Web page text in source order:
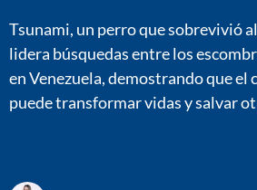
Tsunami, un perro que sobrevivió
lidera búsquedas entre los
en Venezuela, demostrando que el
puede transformar vidas y salvar